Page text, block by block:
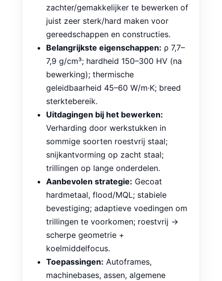
zachter/gemakkelijker te bewerken of
juist zeer sterk/hard maken voor
gereedschappen en constructies.
Belangrijkste eigenschappen: ρ 7,7–
7,9 g/cm³; hardheid 150–300 HV (na
bewerking); thermische
geleidbaarheid 45–60 W/m·K; breed
sterktebereik.
Uitdagingen bij het bewerken:
Verharding door werkstukken in
sommige soorten roestvrij staal;
snijkantvorming op zacht staal;
trillingen op lange onderdelen.
Aanbevolen strategie: Gecoat
hardmetaal, flood/MQL; stabiele
bevestiging; adaptieve voedingen om
trillingen te voorkomen; roestvrij →
scherpe geometrie +
koelmiddelfocus.
Toepassingen: Autoframes,
machinebases, assen, algemene